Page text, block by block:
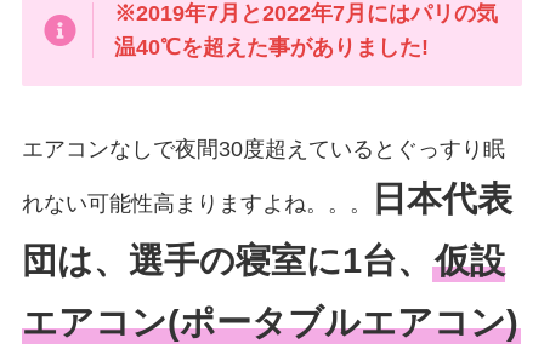
※2019年7月と2022年7月にはパリの気
温40℃を超えた事がありました!
エアコンなしで夜間30度超えているとぐっすり眠
れない可能性高まりますよね。。。
日本代表
団は、選手の寝室に1台、 仮設
エアコン(ポータブルエアコン)